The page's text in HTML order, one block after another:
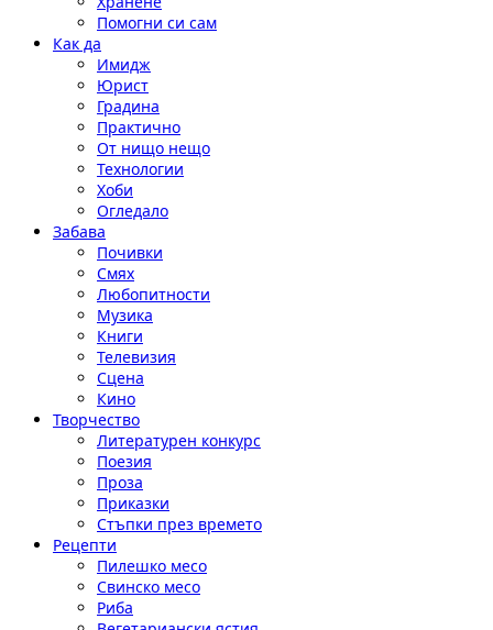
Помогни си сам
Как да
Имидж
Юрист
Градина
Практично
От нищо нещо
Технологии
Хоби
Огледало
Забава
Почивки
Смях
Любопитности
Музика
Книги
Телевизия
Сцена
Кино
Творчество
Литературен конкурс
Поезия
Проза
Приказки
Стъпки през времето
Рецепти
Пилешко месо
Свинско месо
Риба